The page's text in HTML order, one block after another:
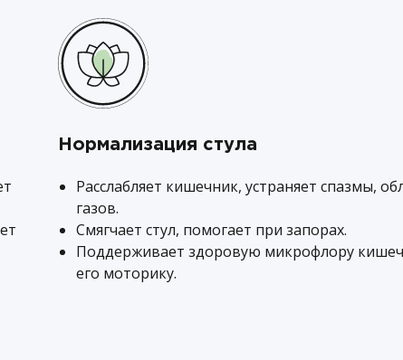
Нормализация стула
Расслабляет кишечник, устраняет спазмы,
газов.
Смягчает стул, помогает при запорах.
Поддерживает здоровую микрофлору
его моторику.